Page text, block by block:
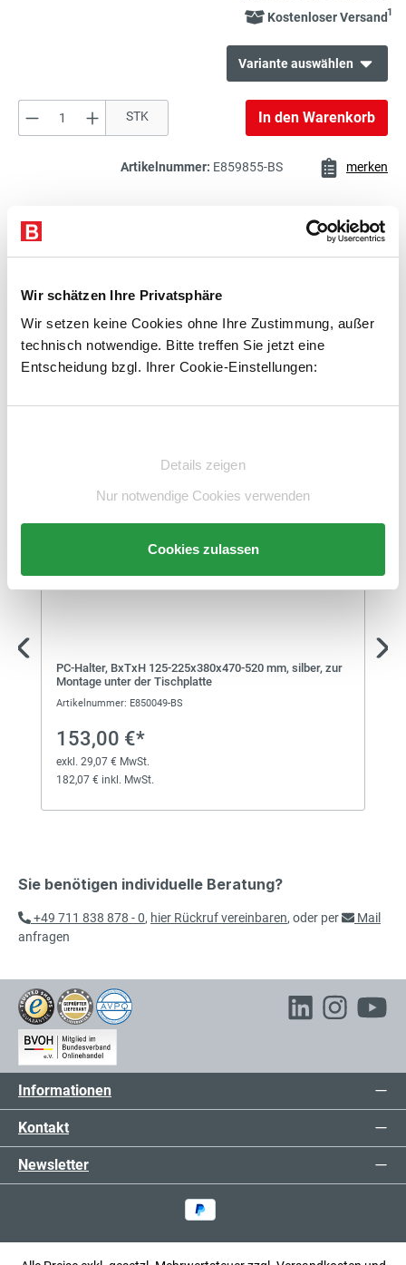
Wir schätzen Ihre Privatsphäre
Wir setzen keine Cookies ohne Ihre Zustimmung, außer
technisch notwendige. Bitte treffen Sie jetzt eine
Entscheidung bzgl. Ihrer Cookie-Einstellungen:
Details zeigen
Nur notwendige Cookies verwenden
Cookies zulassen
Kostenloser Versand1
Variante auswählen
412,00 €*
490,28 € inkl. MwSt.
412,00 €*
Verkettungstisch
382,00 €*
454,58 € inkl. MwSt.
Verkettungstisch
exkl. 78,47 € MwSt.
Verkettungstisch
exkl. 70,49 € MwSt.
441,49 € inkl. MwSt.
Verkettungstisch
exkl. 78,28 € MwSt.
490,28 € inkl. MwSt.
Verkettungstisch
Produkt Anzahl: Gib den gewünschten
STK In den Warenkorb
Artikelnummer: E859855-BS merken
Beschreibung
Zubehör
PC-Halter, BxTxH 125-225x380x470-520 mm, silber, zur
Montage unter der Tischplatte
Artikelnummer: E850049-BS
153,00 €*
exkl. 29,07 € MwSt.
182,07 € inkl. MwSt.
Sie benötigen individuelle Beratung?
+49 711 838 878 - 0, hier Rückruf vereinbaren, oder per
Mail
anfragen
Informationen
Kontakt
Newsletter